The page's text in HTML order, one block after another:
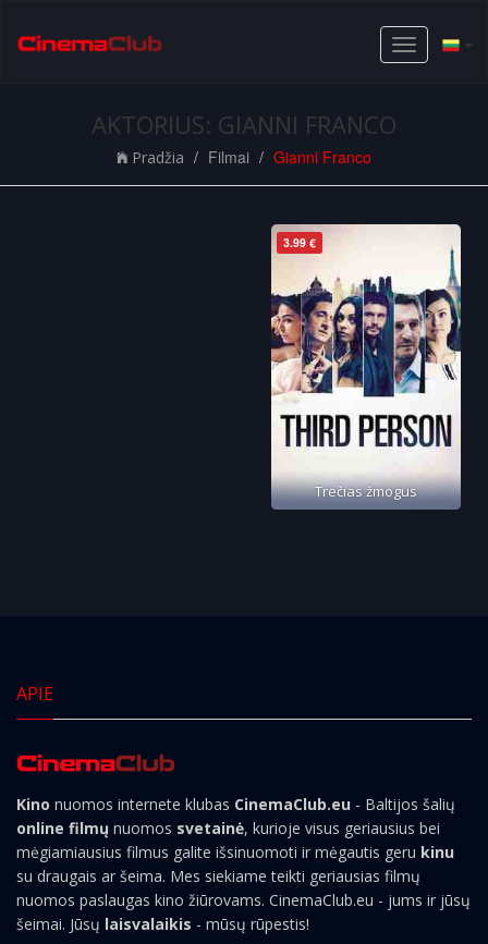
Toggle
navigation
AKTORIUS: GIANNI FRANCO
Pradžia Filmai Gianni Franco
3.99 €
Trečias žmogus
APIE
Kino nuomos internete klubas CinemaClub.eu - Baltijos šalių
online filmų nuomos svetainė, kurioje visus geriausius bei
mėgiamiausius filmus galite išsinuomoti ir mėgautis geru kinu
su draugais ar šeima. Mes siekiame teikti geriausias filmų
nuomos paslaugas kino žiūrovams. CinemaClub.eu - jums ir jūsų
šeimai. Jūsų laisvalaikis - mūsų rūpestis!